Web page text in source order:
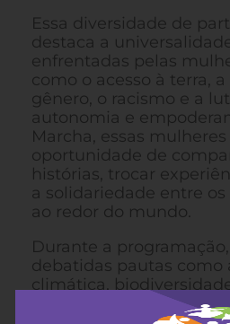
Essa diversidade de
destaca a
enfrentadas pelas
como o acesso à terra,
gênero, o racismo e a
autonomia e
Marcha, essas
oportunidade de
histórias, trocar
a solidariedade entre
ao redor do mundo.
Durante a
debatidas pautas como
climática,
reflorestarmentes,